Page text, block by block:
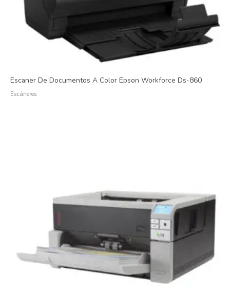
Escaner De Documentos A Color Epson Workforce Ds-860
Escáneres